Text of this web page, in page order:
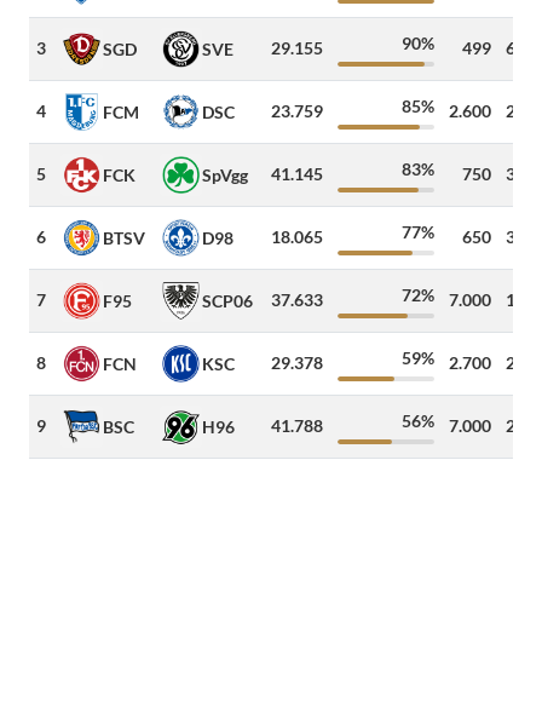
3 SGD SVE 29.155 90% 499 626
4 FCM DSC 23.759 85% 2.600 253
5 FCK SpVgg 41.145 83% 750 309
6 BTSV D98 18.065 77% 650 370
7 F95 SCP06 37.633 72% 7.000 123
8 FCN KSC 29.378 59% 2.700 246
9 BSC H96 41.788 56% 7.000 280